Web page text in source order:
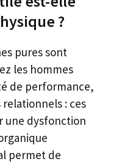
?
pures sont
les hommes
de performance,
: ces
une dysfonction
permet de